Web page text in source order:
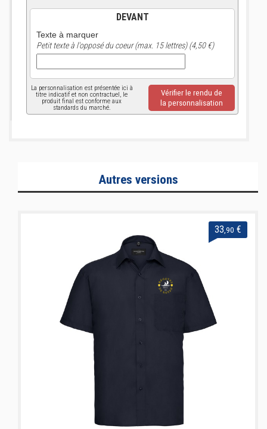
DEVANT
Texte à marquer
Petit texte à l'opposé du coeur (max. 15 lettres) (4,50 €)
La personnalisation est présentée ici à
titre indicatif et non contractuel, le
produit final est conforme aux
standards du marché.
Vérifier le rendu de
la personnalisation
Autres versions
33 ,90 €